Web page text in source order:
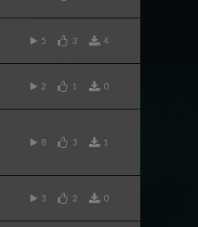
5 3 4
2 1 0
8 3 1
3 2 0